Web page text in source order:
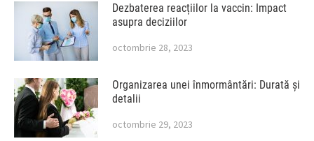
Dezbaterea reacțiilor la vaccin: Impact
asupra deciziilor
octombrie 28, 2023
Organizarea unei înmormântări: Durată și
detalii
octombrie 29, 2023